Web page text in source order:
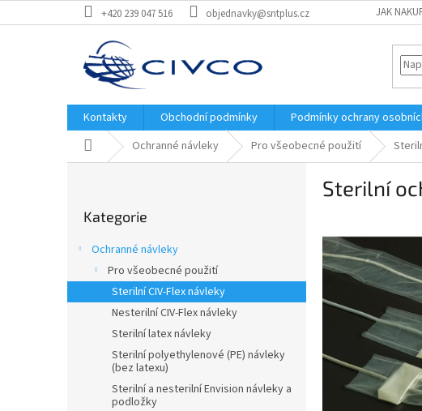
na
+420 239 047 516 objednavky@sntplus.cz JAK
Kontakty Obchodní podmínky
Podmínky ochrany
Domů Ochranné návleky Pro všeobecné použití
n
kategorie
Kategorie
Ochranné návleky
Pro všeobecné použití
Sterilní CIV-Flex návleky
Nesterilní CIV-Flex návleky
Sterilní latex návleky
Sterilní polyethylenové (PE) návleky
(bez latexu)
Sterilní a nesterilní Envision návleky a
podložky
Sterilní